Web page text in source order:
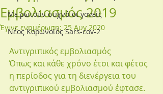
Με ρωτούν συχνά οι γονείς
Νέος Κορωνοϊός Sars-cov-2
Εμβολιασμός 2019
Έγινε ενημέρωση: 25 Αυγ 2020
Αντιγριπικός εμβολιασμός
Όπως και κάθε χρόνο έτσι και φέτος
η περίοδος για τη διενέργεια του
αντιγριπικού εμβολιασμού έφτασε.